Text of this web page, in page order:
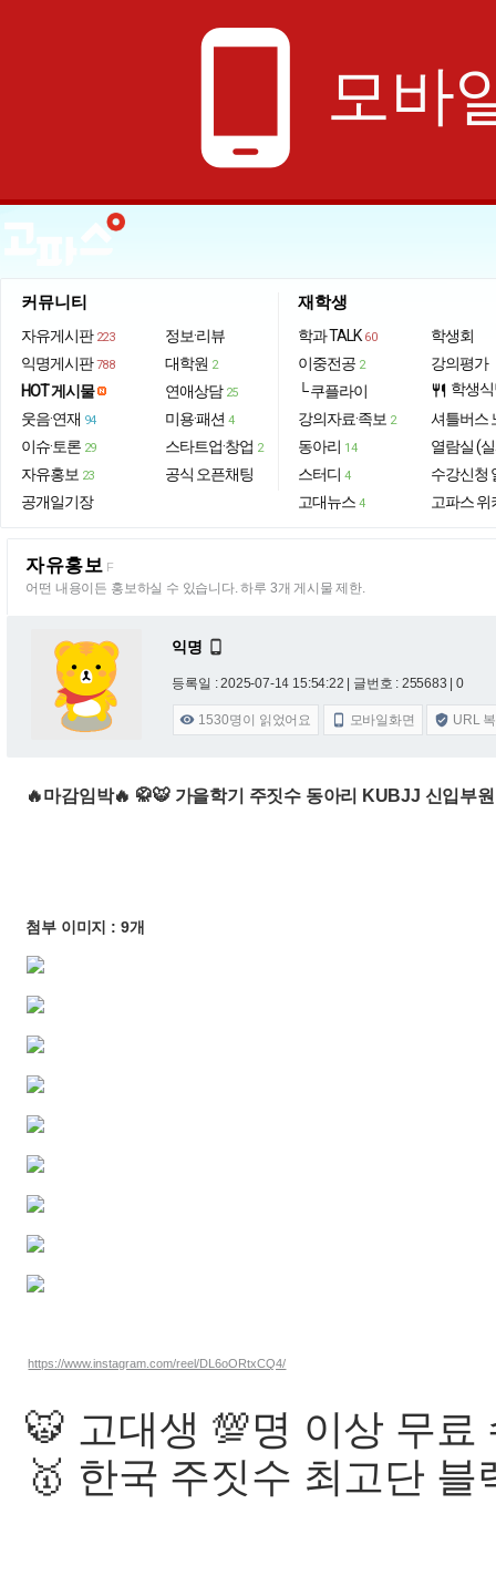
phone_android 모바
커뮤니티
자유게시판 223
익명게시판 788
HOT 게시물
웃음·연재 94
이슈·토론 29
자유홍보 23
공개일기장
정보·리뷰
대학원 2
연애상담 25
미용·패션 4
스타트업·창업 2
공식 오픈채팅
재학생
학과 TALK 60
이중전공 2
└ 쿠플라이
강의자료·족보 2
동아리 14
스터디 4
고대뉴스 4
학생회
강의평가
restaurant 학생
셔틀버스
열람실 (
수강신청
고파스 위
자유홍보 F
어떤 내용이든 홍보하실 수 있습니다. 하루 3개 게시물 제한.
익명 
등록일 : 2025-07-14 15:54:22 | 글번호 : 255683 | 0
 1530명이 읽었어요  모바일화면  URL
🔥마감임박🔥 🥋🐯 가을학기 주짓수 동아리 KUBJJ 신입부
첨부 이미지 : 9개
https://www.instagram.com/reel/DL6oORtxCQ4/
🐯 고대생 💯명 이상 무료
🥇 한국 주짓수 최고단